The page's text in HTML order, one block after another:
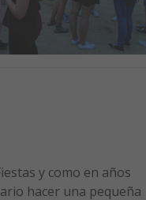
y como en años
hacer una pequeña